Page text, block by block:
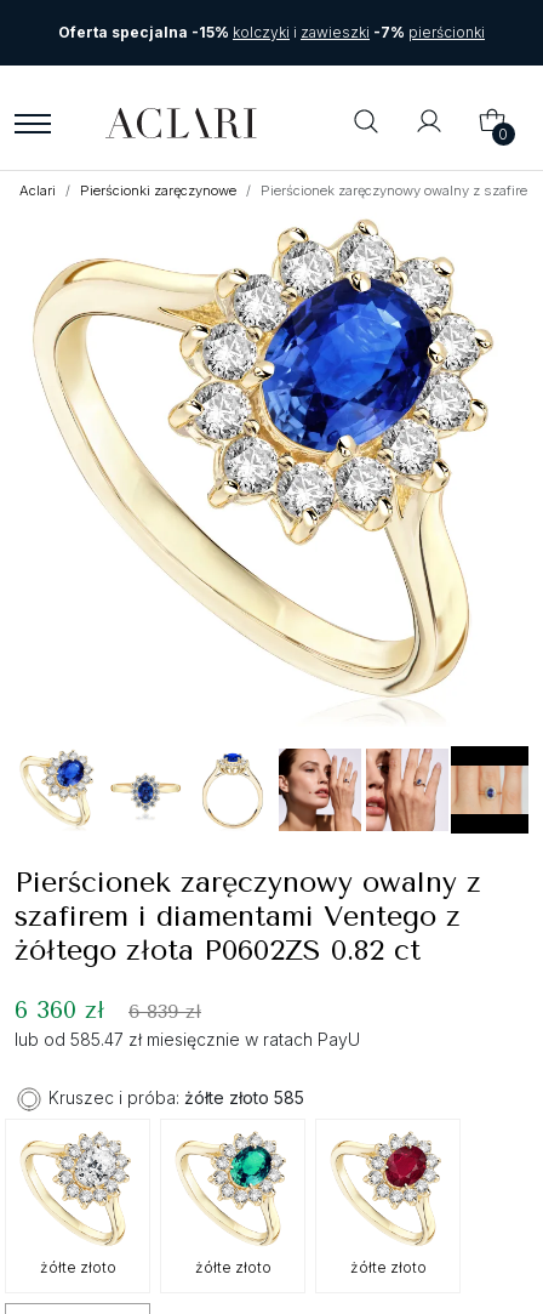
Oferta specjalna -15% kolczyki i zawieszki -7% pierścionki
0
Aclari Pierścionki zaręczynowe Pierścionek zaręczynowy owalny z
Pierścionek zaręczynowy owalny z
szafirem i diamentami Ventego z
żółtego złota P0602ZS 0.82 ct
6 360 zł 6 839 zł
lub od 585.47 zł miesięcznie w ratach PayU
Kruszec i próba: żółte złoto 585
żółte złoto żółte złoto żółte złoto